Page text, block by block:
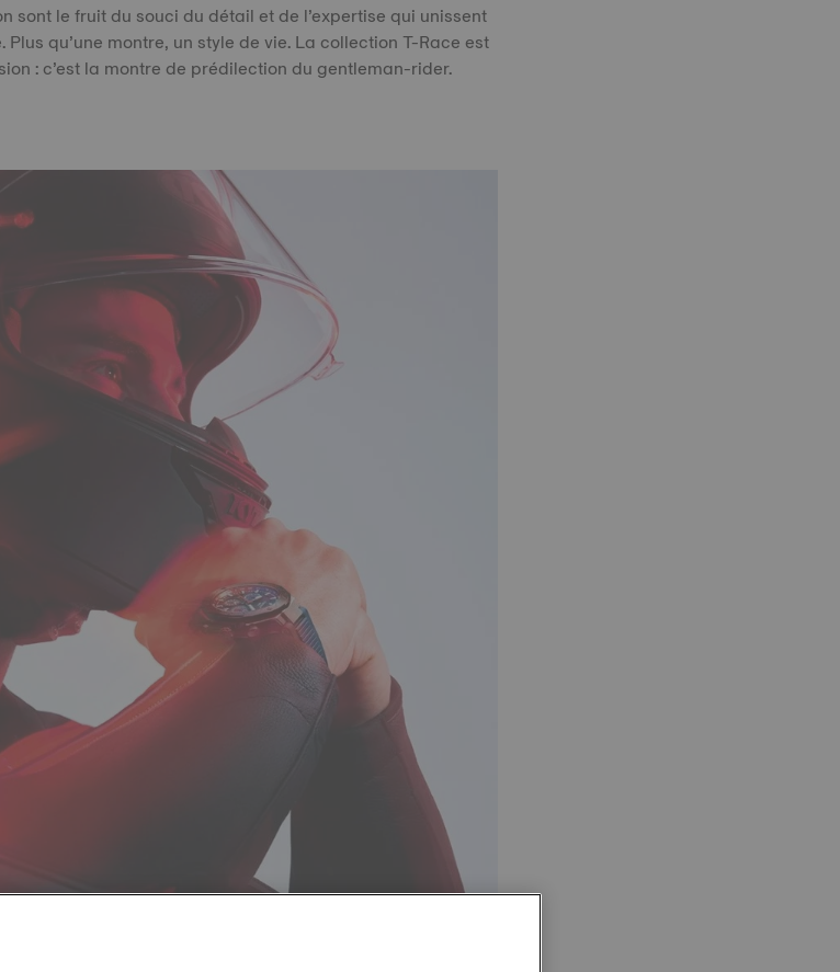
sont le fruit du souci du détail et de l’expertise qui unissent
qu’une montre, un style de vie. La collection T-Race est
: c’est la montre de prédilection du gentleman-rider.